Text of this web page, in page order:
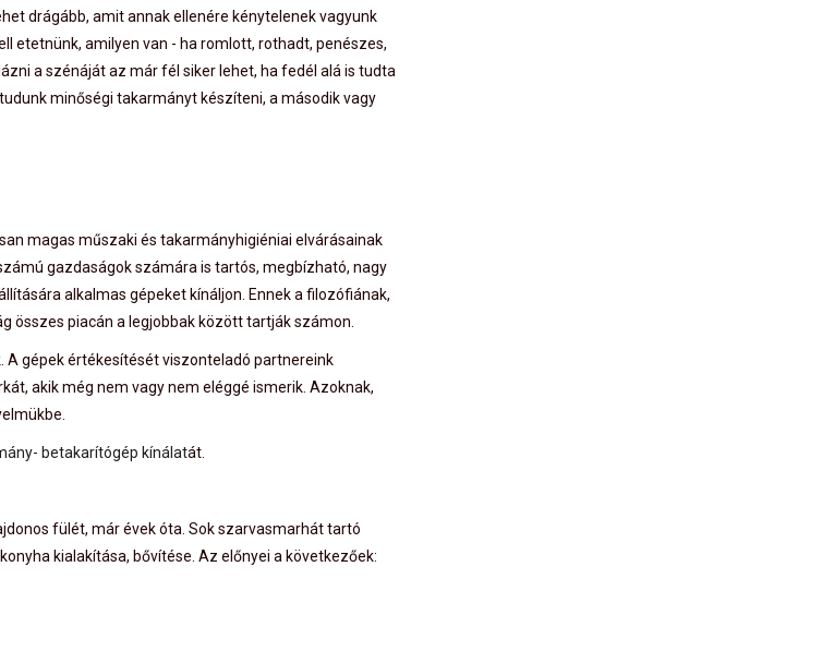
drágább, amit annak ellenére kénytelenek vagyunk
etetnünk, amilyen van - ha romlott, rothadt, penészes,
a szénáját az már fél siker lehet, ha fedél alá is tudta
minőségi takarmányt készíteni, a második vagy
magas műszaki és takarmányhigiéniai elvárásainak
gazdaságok számára is tartós, megbízható, nagy
alkalmas gépeket kínáljon. Ennek a filozófiának,
összes piacán a legjobbak között tartják számon.
A gépek értékesítését viszonteladó partnereink
akik még nem vagy nem eléggé ismerik. Azoknak,
betakarítógép kínálatát.
fülét, már évek óta. Sok szarvasmarhát tartó
kialakítása, bővítése. Az előnyei a következőek: